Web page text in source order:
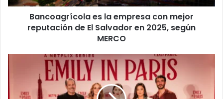
El
Salvador
MERCO
Bancoagrícola es la empresa con mejor
reputación de El Salvador en 2025, según
MERCO
regresa